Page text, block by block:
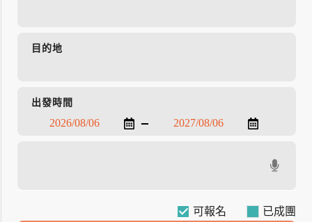
目的地
出發時間
可報名